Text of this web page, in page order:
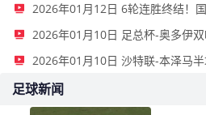
2026年01月10日 沙特联-本泽马
足球新闻